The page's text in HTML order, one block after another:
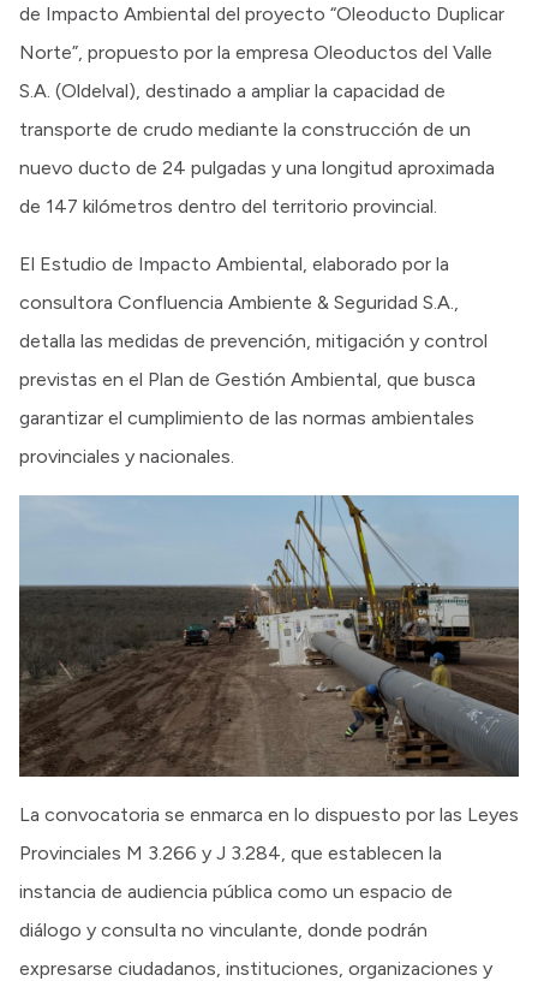
de Impacto Ambiental del proyecto “Oleoducto Duplicar
Norte”, propuesto por la empresa Oleoductos del Valle
S.A. (Oldelval), destinado a ampliar la capacidad de
transporte de crudo mediante la construcción de un
nuevo ducto de 24 pulgadas y una longitud aproximada
de 147 kilómetros dentro del territorio provincial.
El Estudio de Impacto Ambiental, elaborado por la
consultora Confluencia Ambiente & Seguridad S.A.,
detalla las medidas de prevención, mitigación y control
previstas en el Plan de Gestión Ambiental, que busca
garantizar el cumplimiento de las normas ambientales
provinciales y nacionales.
La convocatoria se enmarca en lo dispuesto por las Leyes
Provinciales M 3.266 y J 3.284, que establecen la
instancia de audiencia pública como un espacio de
diálogo y consulta no vinculante, donde podrán
expresarse ciudadanos, instituciones, organizaciones y